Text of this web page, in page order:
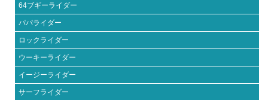
64ブギーライダー
パパライダー
ロックライダー
ウーキーライダー
イージーライダー
サーフライダー